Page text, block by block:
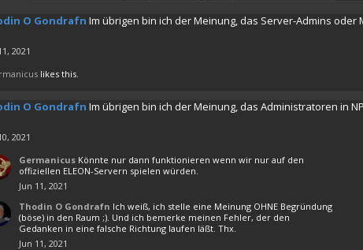
O Gondrafn Im übrigen bin ich der Meinung, das Server-Admins
2021
likes this.
O Gondrafn Im übrigen bin ich der Meinung, das Administratoren in
2021
Germanicus Könnte nur dann funktionieren wenn wir nur auf den
offiziellen ELEON-Servern spielen würden.
Jun 11, 2021
Thodin O Gondrafn Ich weiß, ich stelle eine Meinung OHNE Begründung
(böse) in den Raum ;). Und ich bemerke meinen Fehler, der den
Gedanken in eine falsche Richtung laufen läßt. Thx.
Jun 11, 2021